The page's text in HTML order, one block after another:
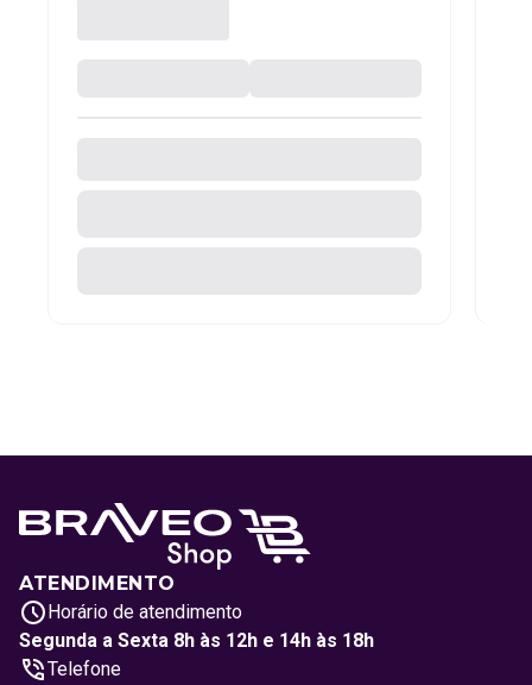
ATENDIMENTO
Horário de atendimento
Segunda a Sexta 8h às 12h e 14h às 18h
Telefone